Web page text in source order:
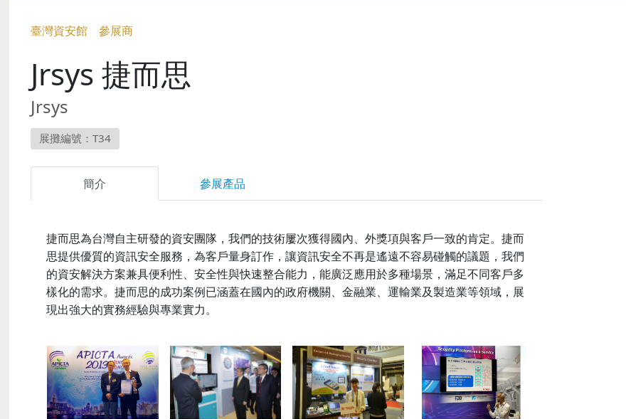
臺灣資安館 參展商
Jrsys 捷而思
Jrsys
展攤編號：T34
簡介 參展產品
捷而思為台灣自主研發的資安團隊，我們的技術屢次獲得國內、外獎項與客戶一致的肯定。捷而
思提供優質的資訊安全服務，為客戶量身訂作，讓資訊安全不再是遙遠不容易碰觸的議題，我們
的資安解決方案兼具便利性、安全性與快速整合能力，能廣泛應用於多種場景，滿足不同客戶多
樣化的需求。捷而思的成功案例已涵蓋在國內的政府機關、金融業、運輸業及製造業等領域，展
現出強大的實務經驗與專業實力。